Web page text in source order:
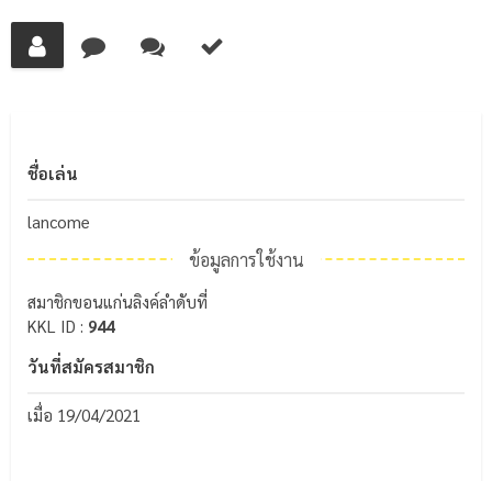
ชื่อเล่น
lancome
ข้อมูลการใช้งาน
สมาชิกขอนแก่นลิงค์ลำดับที่
KKL ID : 944
วันที่สมัครสมาชิก
เมื่อ 19/04/2021